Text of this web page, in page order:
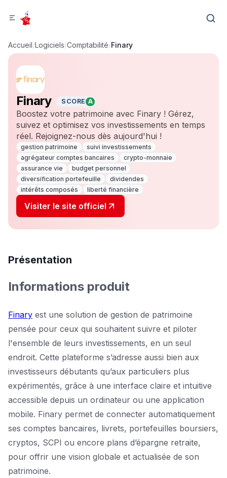
Accueil/Logiciels/Comptabilité/Finary
Finary SCORE A
Boostez votre patrimoine avec Finary ! Gérez,
suivez et optimisez vos investissements en temps
réel. Rejoignez-nous dès aujourd'hui !
gestion patrimoine
suivi investissements
agrégateur comptes bancaires
crypto-monnaie
assurance vie
budget personnel
diversification portefeuille
dividendes
intérêts composés
liberté financière
Visiter le site officiel
Présentation
Informations produit
Finary est une solution de gestion de patrimoine
pensée pour ceux qui souhaitent suivre et piloter
l'ensemble de leurs investissements, en un seul
endroit. Cette plateforme s’adresse aussi bien aux
investisseurs débutants qu’aux particuliers plus
expérimentés, grâce à une interface claire et intuitive
accessible depuis un ordinateur ou une application
mobile. Finary permet de connecter automatiquement
ses comptes bancaires, livrets, portefeuilles boursiers,
cryptos, SCPI ou encore plans d’épargne retraite,
pour offrir une vision globale et actualisée de son
patrimoine.